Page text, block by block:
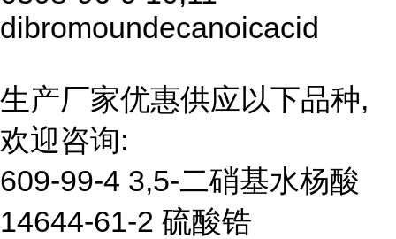
dibromoundecanoicacid
生产厂家优惠供应以下品种,
欢迎咨询:
609-99-4 3,5-二硝基水杨酸
14644-61-2 硫酸锆